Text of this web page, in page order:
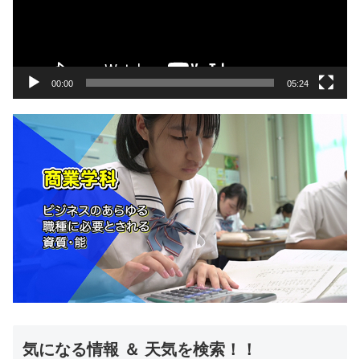
00:00 05:24
気になる情報 ＆ 天気を検索！！